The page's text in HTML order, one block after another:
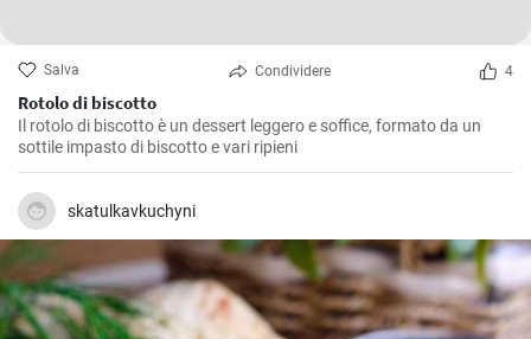
Salva Condividere 4
Rotolo di biscotto
Il rotolo di biscotto è un dessert leggero e soffice, formato da un
sottile impasto di biscotto e vari ripieni
skatulkavkuchyni